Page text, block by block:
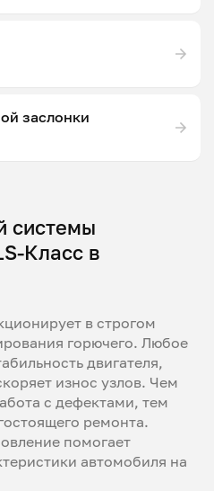
заслонки
системы
Класс в
в строгом
горючего. Любое
двигателя,
износ узлов. Чем
с дефектами, тем
ремонта.
помогает
автомобиля на